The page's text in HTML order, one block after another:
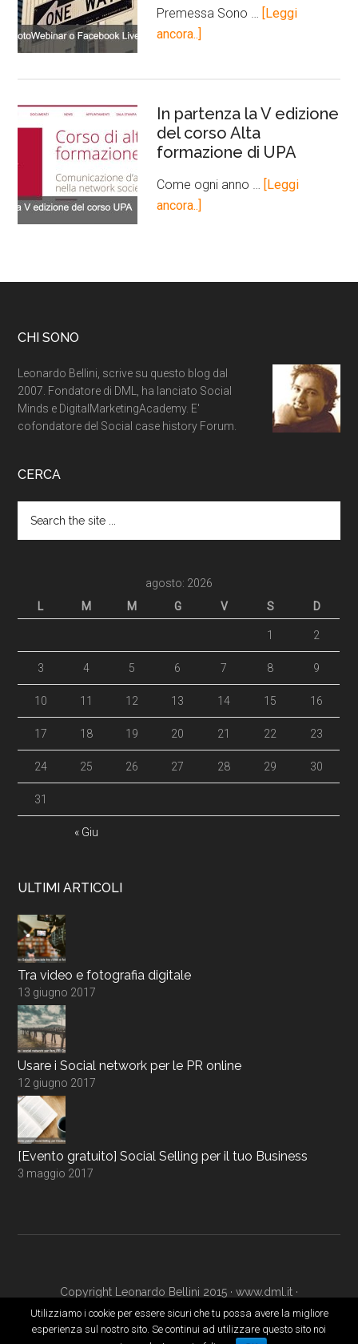
Premessa Sono … [Leggi
ancora..]
In partenza la V edizione
del corso Alta
formazione di UPA
Come ogni anno … [Leggi
ancora..]
CHI SONO
Leonardo Bellini, scrive su questo blog dal
2007. Fondatore di DML, ha lanciato Social
Minds e DigitalMarketingAcademy. E'
cofondatore del Social case history Forum.
CERCA
agosto: 2026
L
M M G V S D
« Giu
1 2
3 4 5 6 7 8 9
10 11 12 13 14 15 16
17 18 19 20 21 22 23
24 25 26 27 28 29 30
31
ULTIMI ARTICOLI
Tra video e fotografia digitale
13 giugno 2017
Usare i Social network per le PR online
12 giugno 2017
[Evento gratuito] Social Selling per il tuo Business
3 maggio 2017
Copyright Leonardo Bellini 2015 · www.dml.it ·
www.digitalmarketingacademy.it· Login
Utilizziamo i cookie per essere sicuri che tu possa avere la migliore
esperienza sul nostro sito. Se continui ad utilizzare questo sito noi